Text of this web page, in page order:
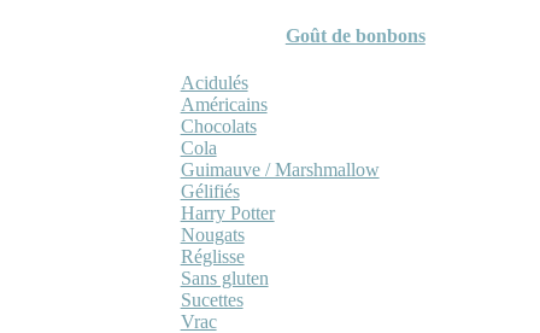
Goût de bonbons
Acidulés
Américains
Chocolats
Cola
Guimauve / Marshmallow
Gélifiés
Harry Potter
Nougats
Réglisse
Sans gluten
Sucettes
Vrac